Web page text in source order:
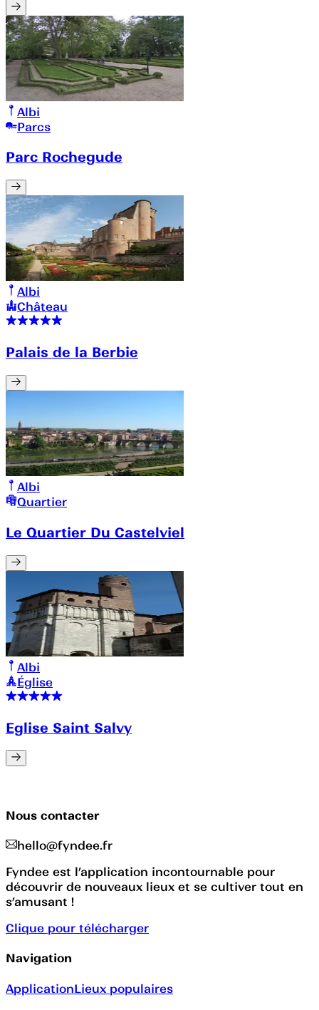
Albi
Parcs
Parc Rochegude
Albi
Château
Palais de la Berbie
Albi
Quartier
Le Quartier Du Castelviel
Albi
Église
Eglise Saint Salvy
Nous contacter
hello@fyndee.fr
Fyndee est l’application incontournable pour
découvrir de nouveaux lieux et se cultiver tout en
s’amusant !
Clique pour télécharger
Navigation
ApplicationLieux populaires